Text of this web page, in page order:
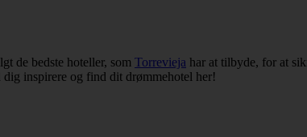
de bedste hoteller, som Torrevieja har at tilbyde, for at
inspirere og find dit drømmehotel her!